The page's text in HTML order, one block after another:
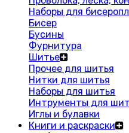
Наборы для
Бисер
Бусины
Фурнитура
Шитье
Прочее для шитья
Нитки для шитья
Наборы для шитья
Интрументы для
Иглы и булавки
Книги и раскраски